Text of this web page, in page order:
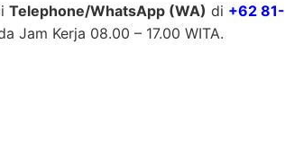
Telephone/WhatsApp (WA) di +62 81-
Jam Kerja 08.00 – 17.00 WITA.